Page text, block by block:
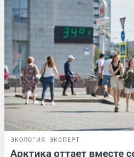
ЭКОЛОГИЯ ЭКСПЕРТ
Арктика оттает вместе